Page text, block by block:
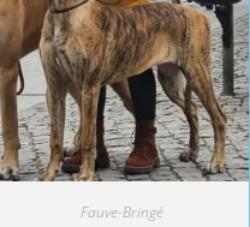
Fauve-Bringé